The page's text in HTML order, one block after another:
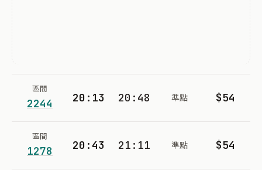
區間
2244 20:13 20:48 準點 $54
區間
1278 20:43 21:11 準點 $54